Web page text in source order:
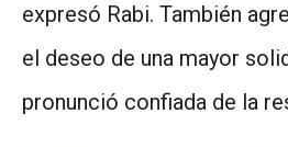
expresó Rabi. También
el deseo de una mayor
pronunció confiada de la